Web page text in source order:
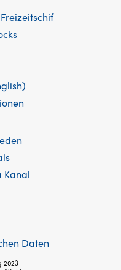
Kanal
Daten
2023